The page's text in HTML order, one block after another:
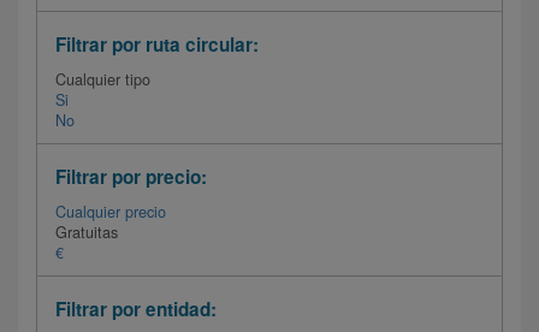
Filtrar por ruta circular:
Cualquier tipo
Si
No
Filtrar por precio:
Cualquier precio
Gratuitas
€
Filtrar por entidad: